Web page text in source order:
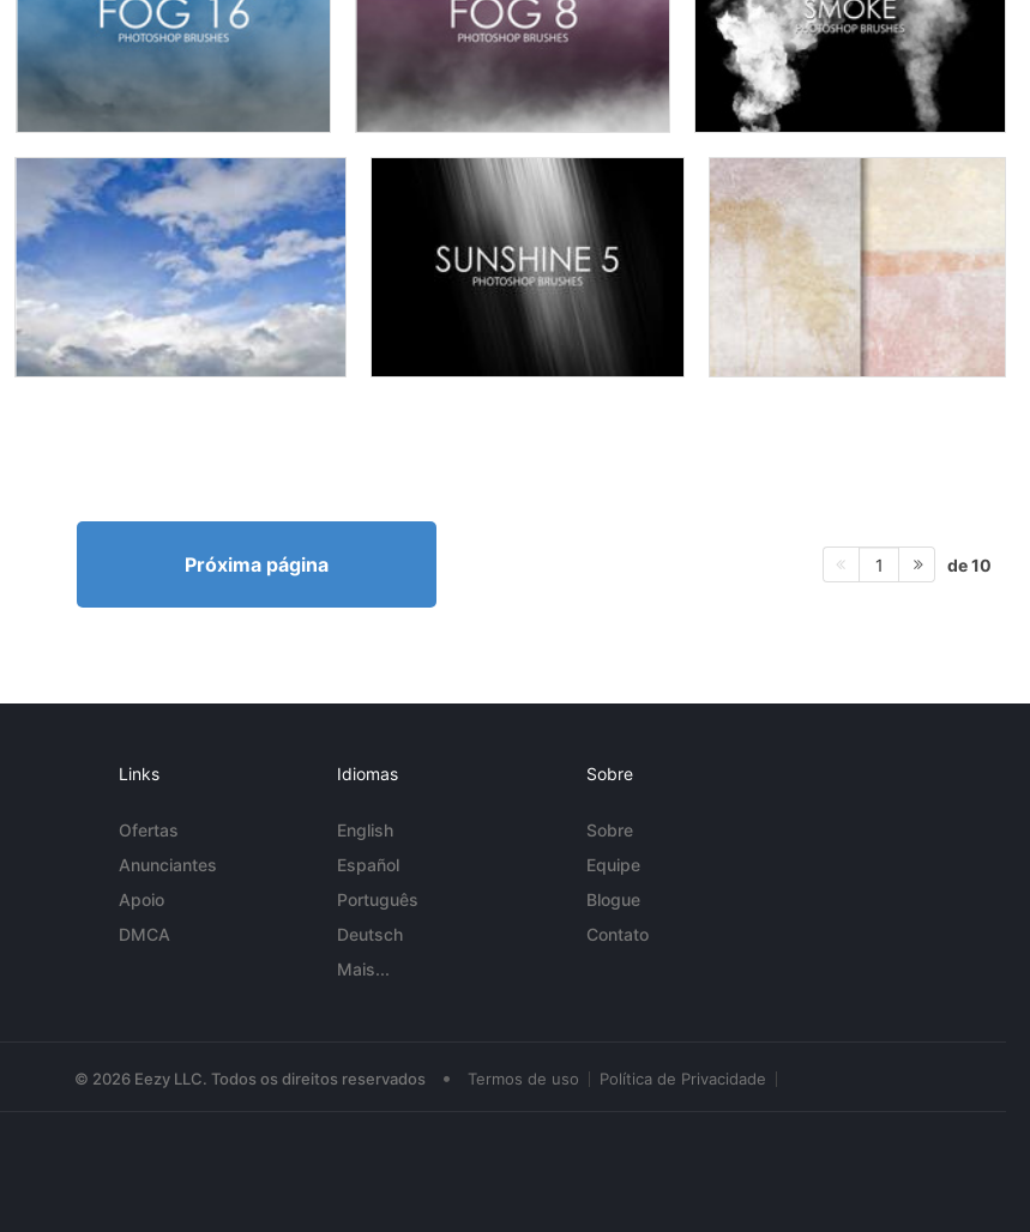
Próxima página 1 de 10
Links
Ofertas
Anunciantes
Apoio
DMCA
Idiomas
English
Español
Português
Deutsch
Mais...
Sobre
Sobre
Equipe
Blogue
Contato
© 2026 Eezy LLC. Todos os direitos reservados • Termos de uso Política de Privacidade